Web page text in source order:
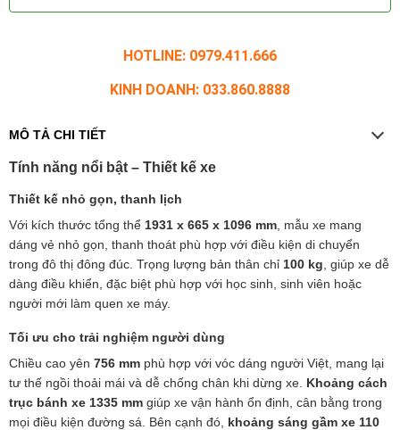
HOTLINE: 0979.411.666
KINH DOANH: 033.860.8888
MÔ TẢ CHI TIẾT
Tính năng nổi bật – Thiết kế xe
Thiết kế nhỏ gọn, thanh lịch
Với kích thước tổng thể 1931 x 665 x 1096 mm , mẫu xe mang
dáng vẻ nhỏ gọn, thanh thoát phù hợp với điều kiện di chuyển
trong đô thị đông đúc. Trọng lượng bản thân chỉ 100 kg , giúp xe dễ
dàng điều khiển, đặc biệt phù hợp với học sinh, sinh viên hoặc
người mới làm quen xe máy.
Tối ưu cho trải nghiệm người dùng
Chiều cao yên 756 mm phù hợp với vóc dáng người Việt, mang lại
tư thế ngồi thoải mái và dễ chống chân khi dừng xe. Khoảng cách
trục bánh xe 1335 mm giúp xe vận hành ổn định, cân bằng trong
mọi điều kiện đường sá. Bên cạnh đó, khoảng sáng gầm xe 110